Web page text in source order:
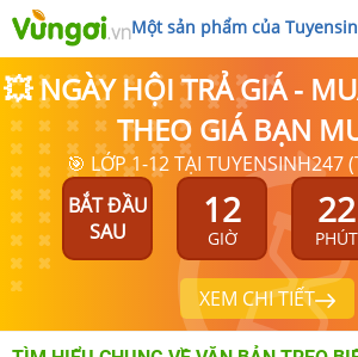
Một sản phẩm của
💥 NGÀY HỘI TRẢ GIÁ -
THEO GIÁ BẠN
🎯 LỚP 1-12 TẠI TUYENSINH247
BẮT ĐẦU
SAU
12
GIỜ
22
PHÚT
XEM CHI TIẾT